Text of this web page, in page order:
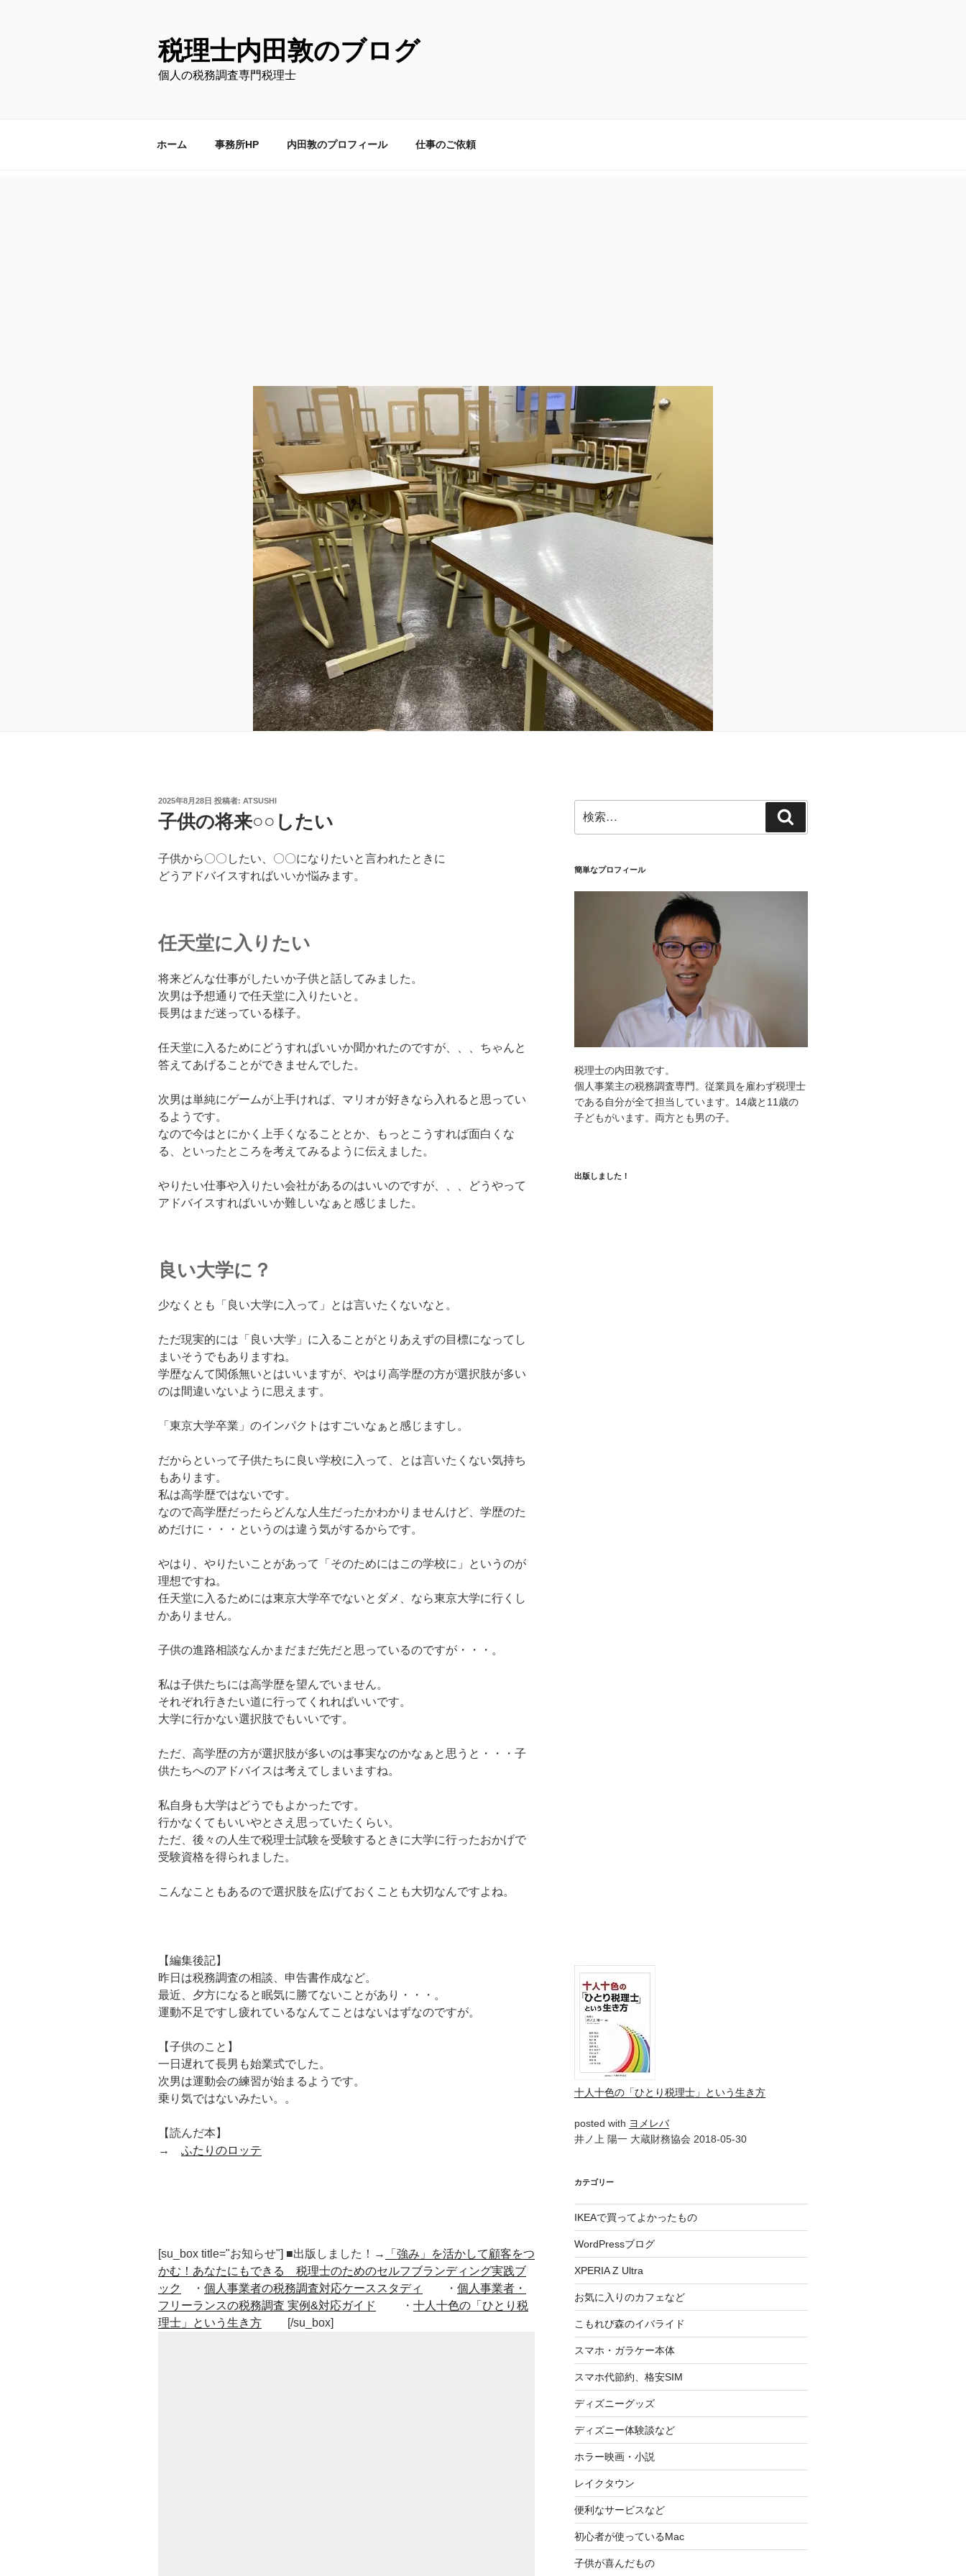
税理士内田敦のブログ
個人の税務調査専門税理士
ホーム 事務所HP 内田敦のプロフィール 仕事のご依頼
投
稿
日:
2025年8月28日 投稿者: ATSUSHI
子供の将来○○したい
子供から〇〇したい、〇〇になりたいと言われたときに
どうアドバイスすればいいか悩みます。
任天堂に入りたい
将来どんな仕事がしたいか子供と話してみました。
次男は予想通りで任天堂に入りたいと。
長男はまだ迷っている様子。
任天堂に入るためにどうすればいいか聞かれたのですが、、、ちゃんと
答えてあげることができませんでした。
次男は単純にゲームが上手ければ、マリオが好きなら入れると思ってい
るようです。
なので今はとにかく上手くなることとか、もっとこうすれば面白くな
る、といったところを考えてみるように伝えました。
やりたい仕事や入りたい会社があるのはいいのですが、、、どうやって
アドバイスすればいいか難しいなぁと感じました。
良い大学に？
少なくとも「良い大学に入って」とは言いたくないなと。
ただ現実的には「良い大学」に入ることがとりあえずの目標になってし
まいそうでもありますね。
学歴なんて関係無いとはいいますが、やはり高学歴の方が選択肢が多い
のは間違いないように思えます。
「東京大学卒業」のインパクトはすごいなぁと感じますし。
だからといって子供たちに良い学校に入って、とは言いたくない気持ち
もあります。
私は高学歴ではないです。
なので高学歴だったらどんな人生だったかわかりませんけど、学歴のた
めだけに・・・というのは違う気がするからです。
やはり、やりたいことがあって「そのためにはこの学校に」というのが
理想ですね。
任天堂に入るためには東京大学卒でないとダメ、なら東京大学に行くし
かありません。
子供の進路相談なんかまだまだ先だと思っているのですが・・・。
私は子供たちには高学歴を望んでいません。
それぞれ行きたい道に行ってくれればいいです。
大学に行かない選択肢でもいいです。
ただ、高学歴の方が選択肢が多いのは事実なのかなぁと思うと・・・子
供たちへのアドバイスは考えてしまいますね。
私自身も大学はどうでもよかったです。
行かなくてもいいやとさえ思っていたくらい。
ただ、後々の人生で税理士試験を受験するときに大学に行ったおかげで
受験資格を得られました。
こんなこともあるので選択肢を広げておくことも大切なんですよね。
【編集後記】
昨日は税務調査の相談、申告書作成など。
最近、夕方になると眠気に勝てないことがあり・・・。
運動不足ですし疲れているなんてことはないはずなのですが。
【子供のこと】
一日遅れて長男も始業式でした。
次男は運動会の練習が始まるようです。
乗り気ではないみたい。。
【読んだ本】
→ ふたりのロッテ
[su_box title="お知らせ"] ■出版しました！→
「強み」を活かして顧客をつ
かむ！あなたにもできる 税理士のためのセルフブランディング実践ブ
ック
・ 個人事業者の税務調査対応ケーススタディ ・ 個人事業者・
フリーランスの税務調査 実例&対応ガイド
・ 十人十色の「ひとり税
理士」という生き方 [/su_box]
索:
索
簡単なプロフィール
税理士の内田敦です。
個人事業主の税務調査専門。従業員を雇わず税理士
である自分が全て担当しています。14歳と11歳の
子どもがいます。両方とも男の子。
出版しました！
十人十色の「ひとり税理士」という生き方
posted with ヨメレバ
井ノ上 陽一 大蔵財務協会 2018-05-30
カテゴリー
IKEAで買ってよかったもの
WordPressブログ
XPERIA Z Ultra
お気に入りのカフェなど
こもれび森のイバライド
スマホ・ガラケー本体
スマホ代節約、格安SIM
ディズニーグッズ
ディズニー体験談など
ホラー映画・小説
レイクタウン
便利なサービスなど
初心者が使っているMac
子供が喜んだもの